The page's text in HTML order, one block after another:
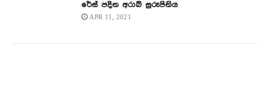
රේස් පදින අරාබි සුරූපිනිය
APR 11, 2021